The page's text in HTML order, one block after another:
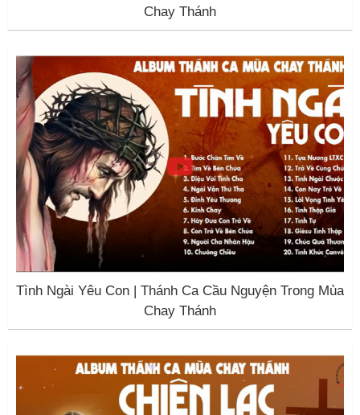
Chay Thánh
Tình Ngài Yêu Con | Thánh Ca Cầu Nguyện Trong Mùa
Chay Thánh